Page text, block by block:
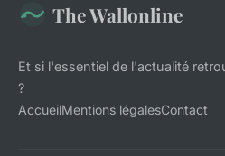
The Wallonline
Et si l'essentiel de l'actualité
?
AccueilMentions légalesContact